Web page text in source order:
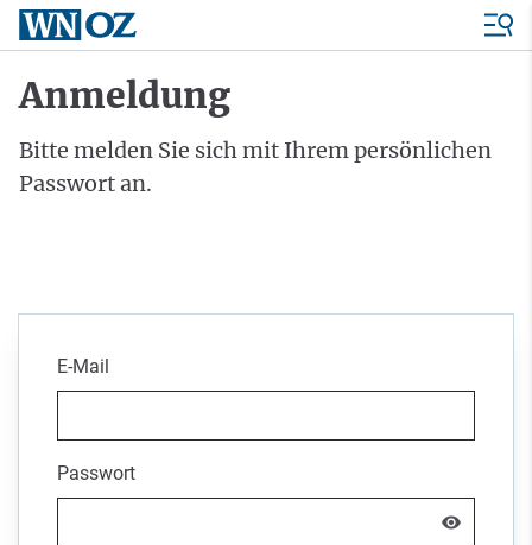
Anmeldung
Bitte melden Sie sich mit Ihrem persönlichen
Passwort an.
E-Mail
Passwort